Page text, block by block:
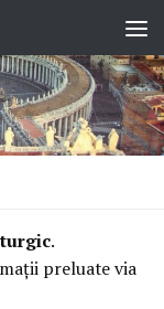
.
preluate via